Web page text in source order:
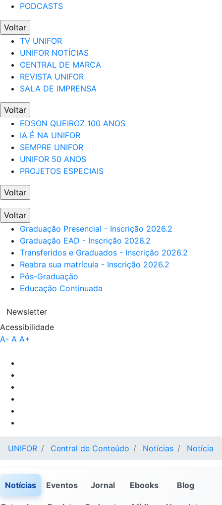
PODCASTS
Voltar
TV UNIFOR
UNIFOR NOTÍCIAS
CENTRAL DE MARCA
REVISTA UNIFOR
SALA DE IMPRENSA
Voltar
EDSON QUEIROZ 100 ANOS
IA É NA UNIFOR
SEMPRE UNIFOR
UNIFOR 50 ANOS
PROJETOS ESPECIAIS
Voltar
Voltar
Graduação Presencial - Inscrição 2026.2
Graduação EAD - Inscrição 2026.2
Transferidos e Graduados - Inscrição 2026.2
Reabra sua matrícula - Inscrição 2026.2
Pós-Graduação
Educação Continuada
Newsletter
Acessibilidade
A- A A+
UNIFOR Central de Conteúdo Notícias Notícia
Notícias Eventos Jornal Ebooks Blog